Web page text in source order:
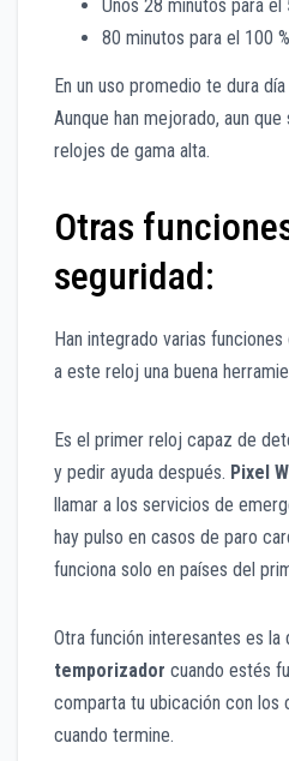
Unos 28 minutos para el
80 minutos para el 100 %
En un uso promedio te dura
Aunque han mejorado, aun
relojes de gama alta.
Otras
seguridad:
Han integrado varias
a este reloj una buena
Es el primer reloj capaz de
y pedir ayuda después. Pixel
llamar a los servicios de
hay pulso en casos de paro
funciona solo en países del
Otra función interesantes es la
temporizador cuando estés
comparta tu ubicación con los
cuando termine.